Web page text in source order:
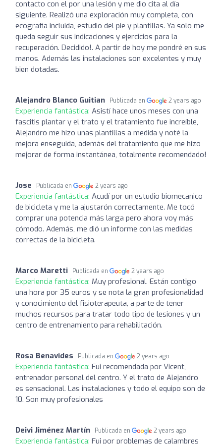
contacto con el por una lesión y me dio cita al día
siguiente. Realizó una exploración muy completa, con
ecografia incluida, estudio del pie y plantillas. Ya solo me
queda seguir sus indicaciones y ejercicios para la
recuperación. Decidido!. A partir de hoy me pondré en sus
manos. Además las instalaciones son excelentes y muy
bien dotadas.
Alejandro Blanco Guitian Publicada en 2 years ago
Experiencia fantástica: Asistí hace unos meses con una
fascitis plantar y el trato y el tratamiento fue increíble,
Alejandro me hizo unas plantillas a medida y noté la
mejora enseguida, además del tratamiento que me hizo
mejorar de forma instantánea, totalmente recomendado!
Jose Publicada en 2 years ago
Experiencia fantástica: Acudí por un estudio biomecanico
de bicicleta y me la ajustarón correctamente. Me tocó
comprar una potencia más larga pero ahora voy más
cómodo. Además, me dió un informe con las medidas
correctas de la bicicleta.
Marco Maretti Publicada en 2 years ago
Experiencia fantástica: Muy profesional. Están contigo
una hora por 35 euros y se nota la gran profesionalidad
y conocimiento del fisioterapeuta, a parte de tener
muchos recursos para tratar todo tipo de lesiones y un
centro de entrenamiento para rehabilitación.
Rosa Benavides Publicada en 2 years ago
Experiencia fantástica: Fui recomendada por Vicent,
entrenador personal del centro. Y el trato de Alejandro
es sensacional. Las instalaciones y todo el equipo son de
10. Son muy profesionales
Deivi Jiménez Martín Publicada en 2 years ago
Experiencia fantástica: Fui por problemas de calambres